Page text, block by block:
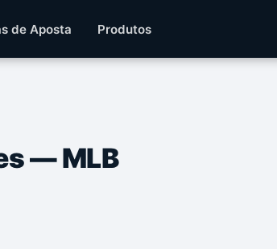
de Aposta Produtos
— MLB